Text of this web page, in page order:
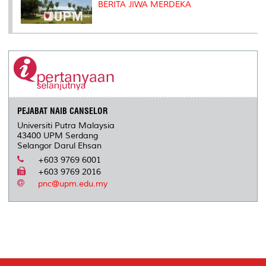
BERITA JIWA MERDEKA
PEJABAT NAIB CANSELOR
Universiti Putra Malaysia
43400 UPM Serdang
Selangor Darul Ehsan
+603 9769 6001
+603 9769 2016
pnc@upm.edu.my